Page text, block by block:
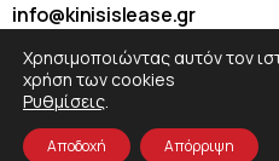
info@kinisislease.gr
Χρησιμοποιώντας αυτόν τον
χρήση των cookies
Ρυθμίσεις.
Αποδοχή Απόρριψη